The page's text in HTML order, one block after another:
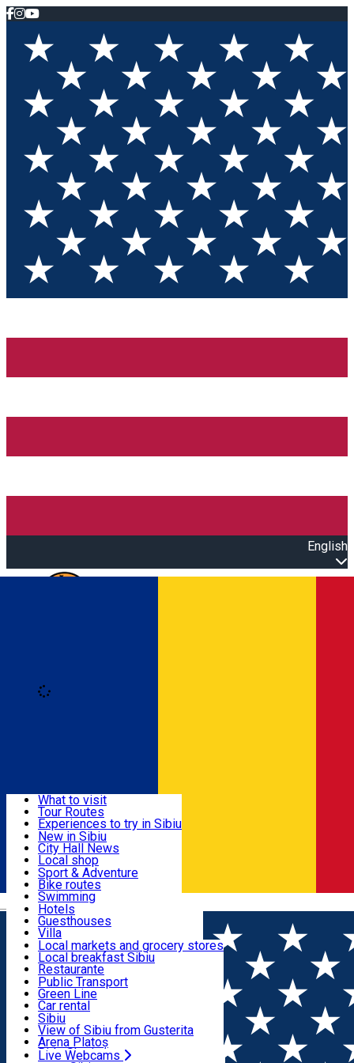
English
Română
Useful info
Activities & Adventure
Accommodation
Food, Drinks & Nightlife
Transport & Parking
Live Webcams
What to visit
Tour Routes
Experiences to try in Sibiu
Podcast
Culture
Museums
Churches
Parks, Zoo
County of Sibiu
New in Sibiu
City Hall News
Local shop
Sibiu artisans
Sibiul Verde
Public services
Education
How do I get to Sibiu
Tourist Info
Tour Guides
Guided tours
Publicații locale
Beauty salons
Sport & Adventure
Bike routes
Swimming
Riding
Indoor activities
Loc de joacă indoor
Loc de joacă outdoor
Ski
Ice skating
Yoga
Hotels
Guesthouses
Villa
Hostels
Motel
Camping
Renting rooms
Rooms for rent
Accommodation outside Sibiu
Local markets and grocery stores
Local breakfast Sibiu
Restaurante
Pizza
Fast Food
Coffee
Sweets
Pub, Bar
Night clubs
Bakeries
Public Transport
Green Line
Car rental
Rent a bike
Scooter rentals
Taxi
Ride Sharing
Sibiu
View of Sibiu from Gusterita
Arena Platoș
Live Webcams